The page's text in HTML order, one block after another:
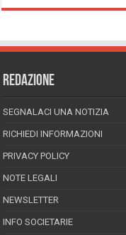
REDAZIONE
SEGNALACI UNA NOTIZIA
RICHIEDI INFORMAZIONI
PRIVACY POLICY
NOTE LEGALI
NEWSLETTER
INFO SOCIETARIE